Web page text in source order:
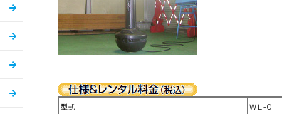
型式
ＷＬ-０